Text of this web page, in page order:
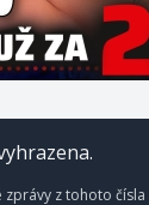
zprávy z tohoto